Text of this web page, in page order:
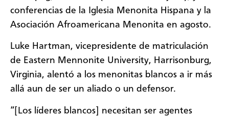
conferencias de la
Iglesia Menonita Hispana y la
Asociación Afroamericana Menonita en agosto.
Luke Hartman, vicepresidente de matriculación
de Eastern Mennonite University, Harrisonburg,
Virginia, alentó a los menonitas blancos a ir más
allá aun de ser un aliado o un defensor.
“[Los líderes blancos] necesitan ser agentes